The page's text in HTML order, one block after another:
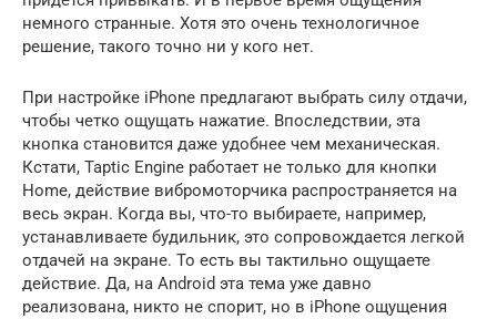
немного странные. Хотя это очень технологичное
решение, такого точно ни у кого нет.
При настройке iPhone предлагают выбрать силу отдачи,
чтобы четко ощущать нажатие. Впоследствии, эта
кнопка становится даже удобнее чем механическая.
Кстати, Taptic Engine работает не только для кнопки
Home, действие вибромоторчика распространяется на
весь экран. Когда вы, что-то выбираете, например,
устанавливаете будильник, это сопровождается легкой
отдачей на экране. То есть вы тактильно ощущаете
действие. Да, на Android эта тема уже давно
реализована, никто не спорит, но в iPhone ощущения